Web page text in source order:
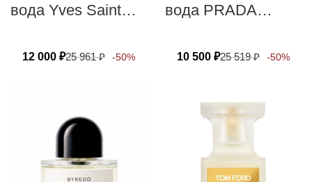
вода Yves Saint
PARFUM
12 000 ₽25 961₽ -50%
вода PRADA
VIRTUAL FLOWER
10 500 ₽25 519₽ -50%